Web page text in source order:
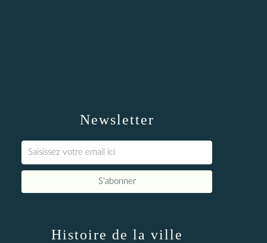
Newsletter
Histoire de la ville